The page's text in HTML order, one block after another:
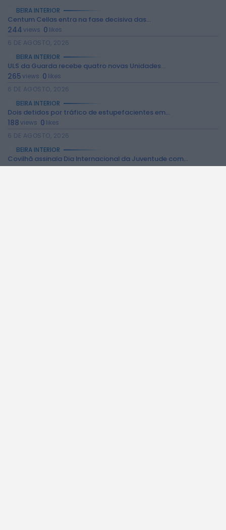
2026 Rádio Caria. Todos os direitos
BEIRA INTERIOR
Centum Cellas entra na fase decisiva das...
244views 0 likes
6 DE AGOSTO, 2026
BEIRA INTERIOR
ULS da Guarda recebe quatro novas Unidades...
265views 0 likes
6 DE AGOSTO, 2026
BEIRA INTERIOR
Dois detidos por tráfico de estupefacientes em...
188views 0 likes
6 DE AGOSTO, 2026
BEIRA INTERIOR
Covilhã assinala Dia Internacional da Juventude com...
203views 0likes